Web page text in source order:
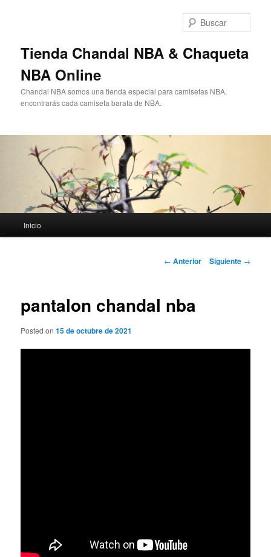
Tienda Chandal NBA & Chaqueta
NBA Online
Chandal NBA somos una tienda especial para camisetas NBA,
encontrarás cada camiseta barata de NBA.
principal
Inicio
Navegación
← Anterior Siguiente →
pantalon chandal nba
Posted on15 de octubre de 2021